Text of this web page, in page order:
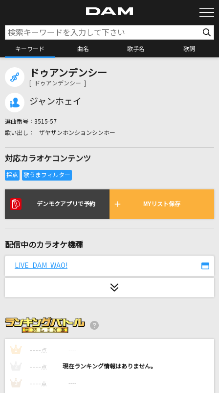
キーワード 曲名 歌手名 歌詞
カラオケ検索
リアルタイムで歌われている曲の一覧
おジャ魔女カーニバル!!
[生音]碧いうさぎ
あさきゆめみし
まふまふ
OddRe:
ドゥアンデンシー
[ ドゥアンデンシー ]
ジャンホェイ
選曲番号： 3515-57
ザヤザンホンションシンホー
対応カラオケコンテンツ
デンモクアプリで予約 MYリスト保存
配信中のカラオケ機種
LIVE DAM WAO!
1 ---- 点 ----
---- 点 ----
3 ---- 点 ----